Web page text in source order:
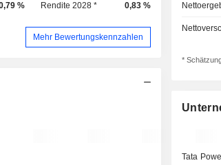
% Rendite 2028 * 0,83 %
Mehr Bewertungskennzahlen
*
Tata